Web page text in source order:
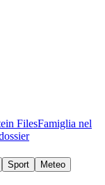
FilesFamiglia nel
Sport
Meteo